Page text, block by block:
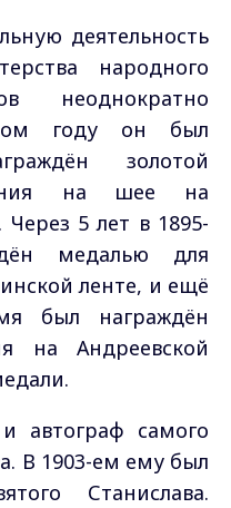
деятельность
народного
неоднократно
ом году он был
золотой
на шее на
Через 5 лет в 1895-
медалью для
ленте, и ещё
был награждён
на Андреевской
автограф самого
В 1903-ем ему был
Станислава.